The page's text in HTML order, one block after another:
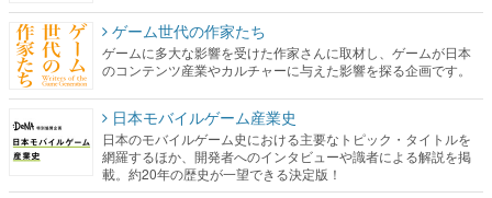
ゲーム世代の作家たち
ゲームに多大な影響を受けた作家さんに取材し、ゲームが日本
のコンテンツ産業やカルチャーに与えた影響を探る企画です。
日本モバイルゲーム産業史
日本のモバイルゲーム史における主要なトピック・タイトルを
網羅するほか、開発者へのインタビューや識者による解説を掲
載。約20年の歴史が一望できる決定版！